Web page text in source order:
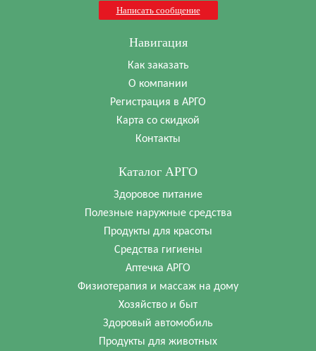
Написать сообщение
Навигация
Как заказать
О компании
Регистрация в АРГО
Карта со скидкой
Контакты
Каталог АРГО
Здоровое питание
Полезные наружные средства
Продукты для красоты
Средства гигиены
Аптечка АРГО
Физиотерапия и массаж на дому
Хозяйство и быт
Здоровый автомобиль
Продукты для животных